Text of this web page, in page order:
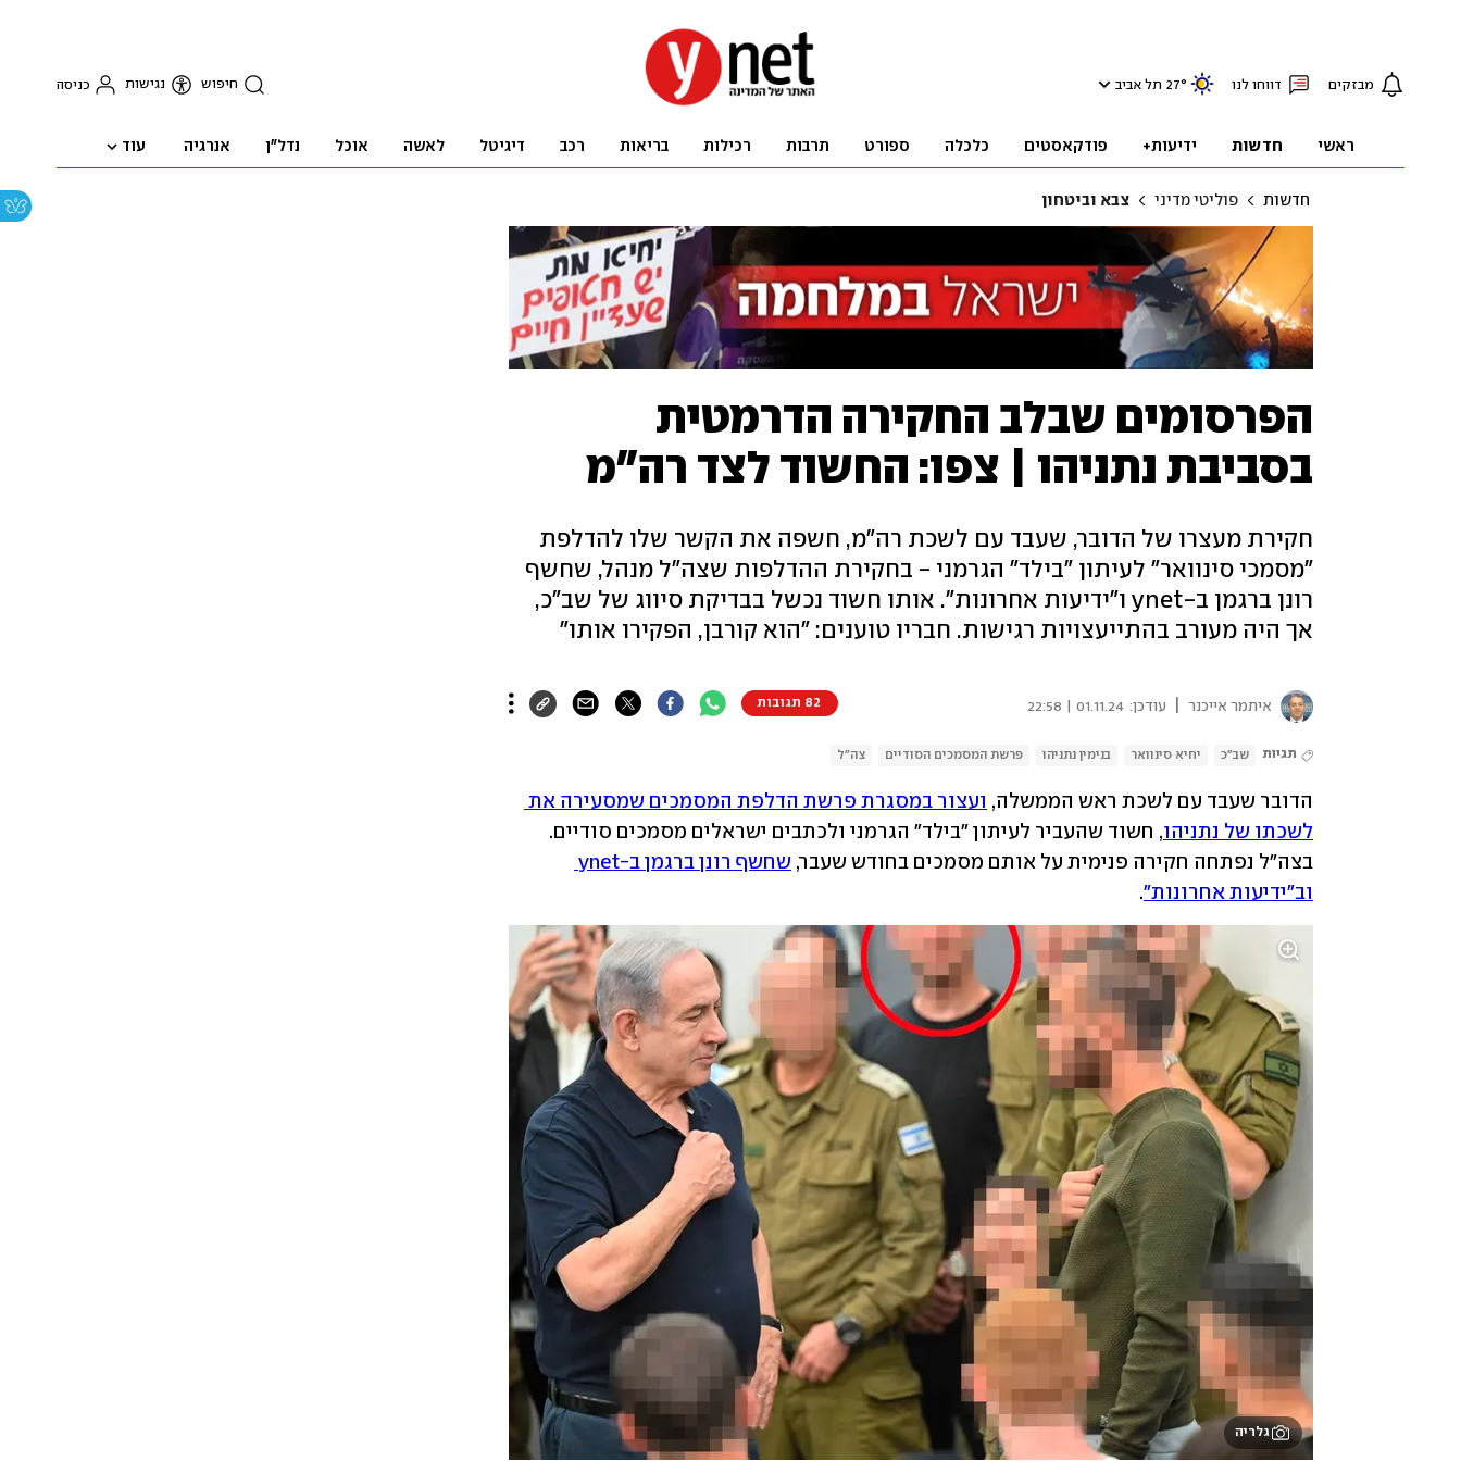
מבזקים דווחו לנו 27° תל אביב חיפוש נגישות כניסה
ראשי חדשות ידיעות+ פודקאסטים כלכלה ספורט תרבות רכילות בריאות רכב דיגיטל לאשה אוכל נדל"ן אנרגיה עוד
חדשות פוליטי מדיני צבא וביטחון
הפרסומים שבלב החקירה הדרמטית
בסביבת נתניהו | צפו: החשוד לצד רה"מ
חקירת מעצרו של הדובר, שעבד עם לשכת רה"מ, חשפה את הקשר שלו להדלפת
"מסמכי סינוואר" לעיתון "בילד" הגרמני - בחקירת ההדלפות שצה"ל מנהל, שחשף
רונן ברגמן ב-ynet ו"ידיעות אחרונות". אותו חשוד נכשל בבדיקת סיווג של שב"כ,
אך היה מעורב בהתייעצויות רגישות. חבריו טוענים: "הוא קורבן, הפקירו אותו"
איתמר אייכנר עודכן: 01.11.24 | 22:58 82 תגובות
תגיות שב"כ יחיא סינוואר בנימין נתניהו פרשת המסמכים הסודיים צה"ל
הדובר שעבד עם לשכת ראש הממשלה,
לשכתו של נתניהו
בצה"ל נפתחה חקירה פנימית על אותם מסמכים בחודש שעבר,
וב"ידיעות אחרונות".
גלריה